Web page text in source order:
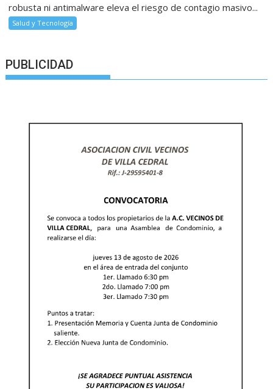
robusta ni antimalware eleva el riesgo de contagio masivo...
Salud y Tecnología
PUBLICIDAD